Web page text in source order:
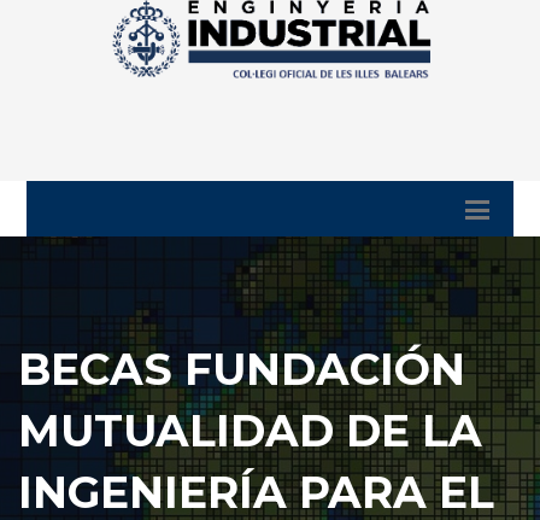
BECAS FUNDACIÓN
MUTUALIDAD DE LA
INGENIERÍA PARA EL